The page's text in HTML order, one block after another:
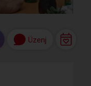
Üzenj